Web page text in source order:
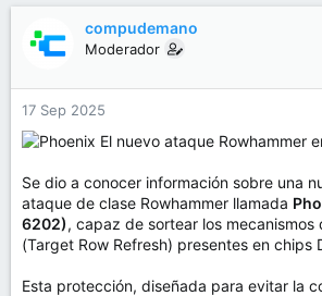
a
r
d
e
l
e
m
a
d
e
n
o
compudemano
Moderador
17 Sep 2025
Se dio a conocer información sobre una
ataque de clase Rowhammer llamada
6202), capaz de sortear los mecanismos
(Target Row Refresh) presentes en chips
Esta protección, diseñada para evitar la